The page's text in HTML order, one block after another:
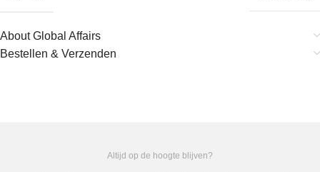
About Global Affairs
Bestellen & Verzenden
Altijd op de hoogte blijven?